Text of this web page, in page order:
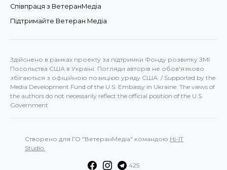
Співпраця з ВетеранМедіа
Підтримайте Ветеран Медіа
Здійснено в рамках проекту за підтримки Фонду розвитку ЗМІ
Посольства США в Україні. Погляди авторів не обов'язково
збігаються з офіційною позицією уряду США. / Supported by the
Media Development Fund of the U.S. Embassy in Ukraine. The views of
the authors do not necessarily reflect the official position of the U.S.
Government
Створено для ГО "ВетеранМедіа" командою Hi-IT
Studio.
425